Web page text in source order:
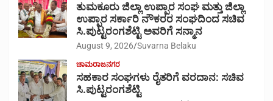
ತುಮಕೂರು ಜಿಲ್ಲಾ ಉಪ್ಪಾರ ಸಂಘ ಮತ್ತು ಜಿಲ್ಲಾ
ಉಪ್ಪಾರ ಸರ್ಕಾರಿ ನೌಕರರ ಸಂಘದಿಂದ ಸಚಿವ
ಸಿ.ಪುಟ್ಟರಂಗಶೆಟ್ಟಿ ಅವರಿಗೆ ಸನ್ಮಾನ
August 9, 2026 Suvarna Belaku
ಚಾಮರಾಜನಗರ
ಸಹಕಾರ ಸಂಘಗಳು ರೈತರಿಗೆ ವರದಾನ: ಸಚಿವ
ಸಿ.ಪುಟ್ಟರಂಗಶೆಟ್ಟಿ